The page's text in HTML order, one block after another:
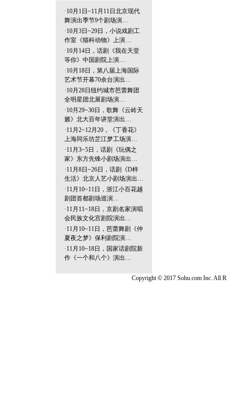
·10月1日~11月11日北京现代
舞演出季节9个剧场演…
·10月3日~29日，小说戏剧工
作室《猫科动物》上演…
·10月14日，话剧《我在天堂
等你》中国剧院上演…
·10月18日，第八届上海国际
艺术节开幕70余台演出…
·10月28日纽约城市芭蕾舞团
全明星团北展剧场演…
·10月29~30日，歌舞《云岭天
籁》北大百年讲堂演出…
·11月2~12月20，《丁香花》
上海同乐坊芷江梦工场演…
·11月3~5日，话剧《玩偶之
家》东方先锋小剧场演出…
·11月8日~26日，话剧《D样
生活》北京人艺小剧场演出…
·11月10~11日，浙江小百花越
剧团首都剧场巡演…
·11月11~18日，京剧名家演唱
会民族文化宫剧院演出…
·11月10~11日，芭蕾舞剧《仲
夏夜之梦》保利剧院演…
·11月10~18日，国家话剧院新
作《一个和八个》演出…
Copyright © 2017 Sohu.com Inc. All